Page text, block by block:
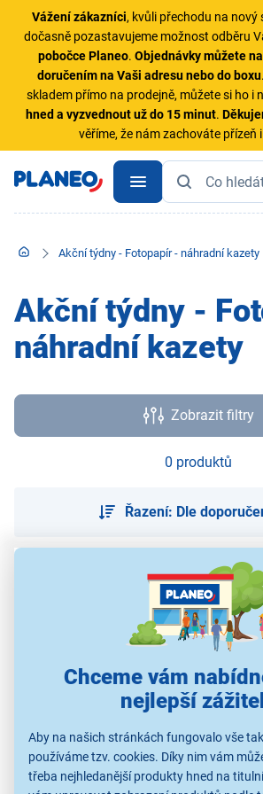
Chceme vám
nejlepší
Aby na našich stránkách fungovalo vše
používáme tzv. cookies. Díky nim vám
třeba nejhledanější produkty hned na
Vážení zákazníci, kvůli přechodu na
dočasně pozastavujeme možnost odběru
pobočce Planeo.Objednávky můžete
doručením na Vaši adresu nebo do boxu
skladem přímo na prodejně, můžete si ho i
hned a vyzvednout už do 15 minut.
věříme, že nám zachováte přízeň
Akční týdny - Fotopapír - náhradní kazety
Akční týdny -
náhradní kazety
Zobrazit filtry
0 produktů
Řazení: Dle
Použité obrázky jsou pouze ilustrativní a
mohou v průběhu času změnit bez